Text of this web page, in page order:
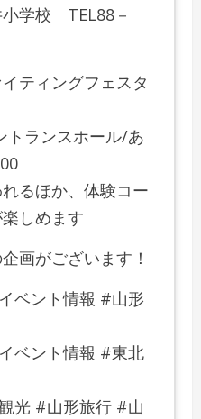
学校 TEL88－
ティングフェスタ
トランスホール/あ
るほか、体験コー
しめます
画がございます！
ベント情報 #山形
ベント情報 #東北
光 #山形旅行 #山